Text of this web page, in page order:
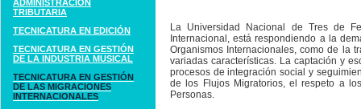
ADMINISTRACIÓN
TRIBUTARIA
TECNICATURA EN EDICIÓN
TECNICATURA EN GESTIÓN
DE LA INDUSTRIA MUSICAL
TECNICATURA EN GESTIÓN
DE LAS MIGRACIONES
INTERNACIONALES
La Universidad Nacional de Tres de
Internacional, está respondiendo a la
Organismos Internacionales, como de la
variadas características. La captación y
procesos de integración social y
de los Flujos Migratorios, el respeto a
Personas.